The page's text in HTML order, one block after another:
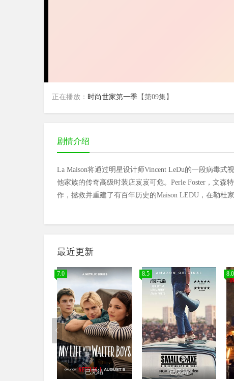
正在播放： 时尚世家第一季 【第09集】
剧情介绍
La Maison将通过明星设计师Vincent LeDu的一段病毒
他家族的传奇高级时装店岌岌可危。Perle Foster，文森
作，拯救并重建了有百年历史的Maison LEDU，在勒杜
最近更新
7.0
已完结
8.5
已完结
8.0